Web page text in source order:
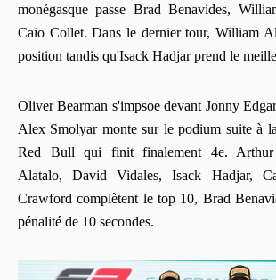
monégasque passe Brad Benavides,
Caio Collet. Dans le dernier tour, William
position tandis qu'Isack Hadjar prend le
Oliver Bearman s'impsoe devant Jonny
Alex Smolyar monte sur le podium suite à
Red Bull qui finit finalement 4e.
Alatalo, David Vidales, Isack Hadjar,
Crawford complètent le top 10, Brad
pénalité de 10 secondes.